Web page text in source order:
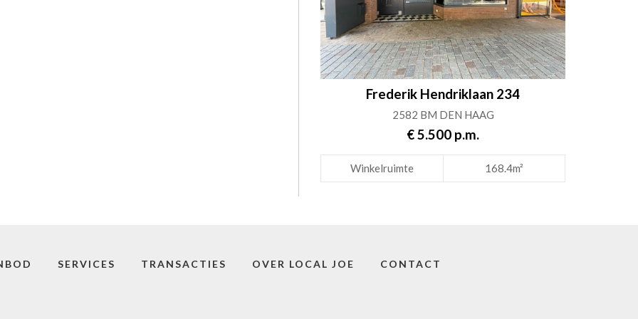
Frederik Hendriklaan 234
2582 BM DEN HAAG
€ 5.500 p.m.
Winkelruimte 168.4m²
SERVICES TRANSACTIES OVER LOCAL JOE CONTACT